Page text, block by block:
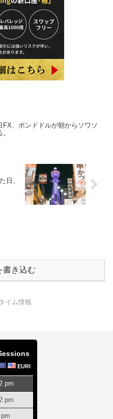
FX、ポンドドルが朝からソワソ
日、
書き込む
イム情報